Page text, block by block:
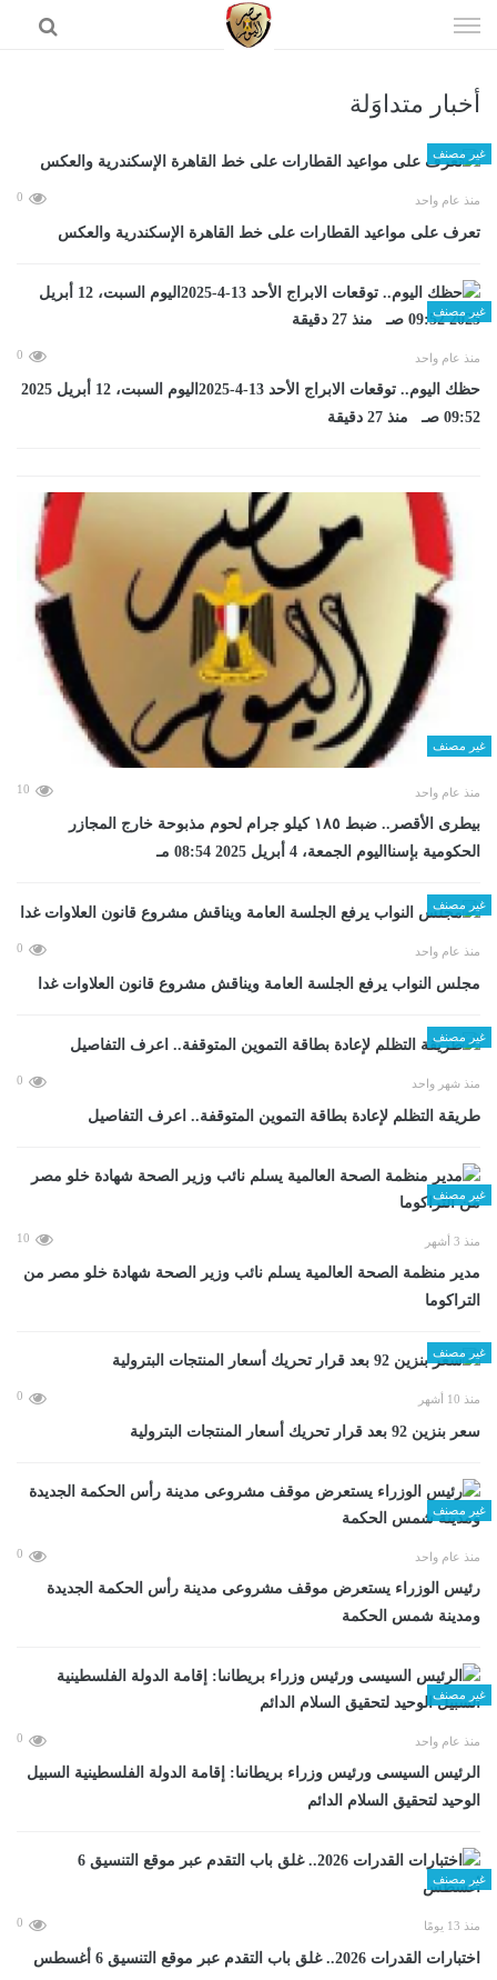
الى
أخبار متداوَلة
غير مصنف
منذ عام واحد 0
تعرف على مواعيد القطارات على خط القاهرة الإسكندرية والعكس
غير مصنف
منذ عام واحد 0
حظك اليوم.. توقعات الابراج الأحد 13-4-2025اليوم السبت، 12 أبريل 2025
09:52 صـ منذ 27 دقيقة
غير مصنف
منذ عام واحد 10
بيطرى الأقصر.. ضبط ١٨٥ كيلو جرام لحوم مذبوحة خارج المجازر
الحكومية بإسنااليوم الجمعة، 4 أبريل 2025 08:54 مـ
غير مصنف
منذ عام واحد 0
مجلس النواب يرفع الجلسة العامة ويناقش مشروع قانون العلاوات غدا
غير مصنف
منذ شهر واحد 0
طريقة التظلم لإعادة بطاقة التموين المتوقفة.. اعرف التفاصيل
غير مصنف
منذ 3 أشهر 10
مدير منظمة الصحة العالمية يسلم نائب وزير الصحة شهادة خلو مصر من
التراكوما
غير مصنف
منذ 10 أشهر 0
سعر بنزين 92 بعد قرار تحريك أسعار المنتجات البترولية
غير مصنف
منذ عام واحد 0
رئيس الوزراء يستعرض موقف مشروعى مدينة رأس الحكمة الجديدة
ومدينة شمس الحكمة
غير مصنف
منذ عام واحد 0
الرئيس السيسى ورئيس وزراء بريطانىا: إقامة الدولة الفلسطينية السبيل
الوحيد لتحقيق السلام الدائم
غير مصنف
منذ 13 يومًا 0
اختبارات القدرات 2026.. غلق باب التقدم عبر موقع التنسيق 6 أغسطس